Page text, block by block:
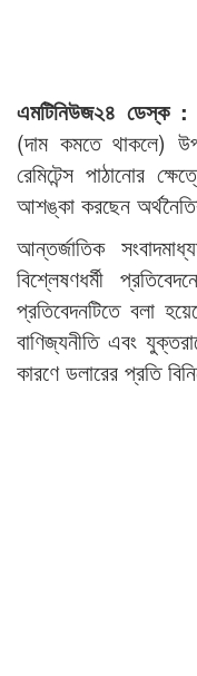
এমটিনিউজ২৪ ডেস্ক :
(দাম কমতে থাকলে)
রেমিটেন্স পাঠানোর
আশঙ্কা করছেন
আন্তর্জাতিক
বিশ্লেষণধর্মী
প্রতিবেদনটিতে বলা
বাণিজ্যনীতি এবং
কারণে ডলারের প্রতি